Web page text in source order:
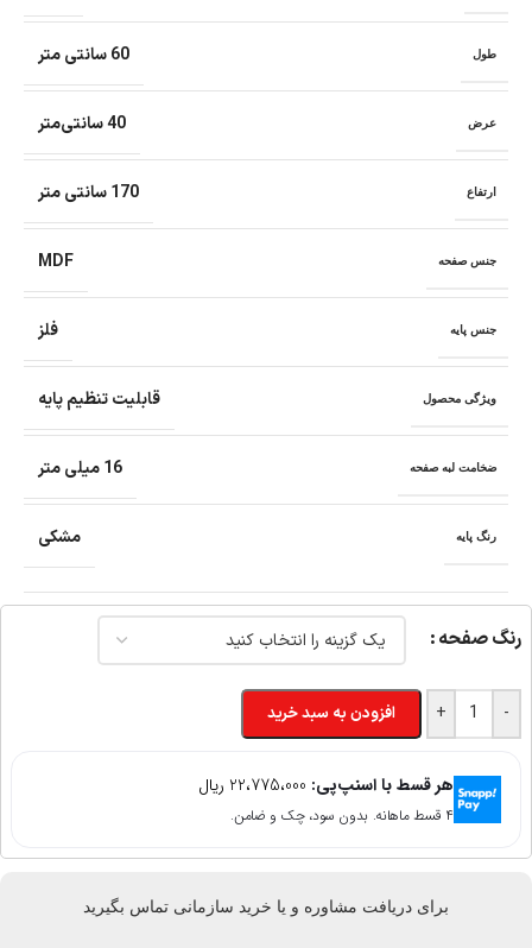
طول 60 سانتی متر
عرض 40 سانتی‌متر
ارتفاع 170 سانتی متر
جنس صفحه MDF
جنس پایه فلز
ویژگی محصول قابلیت تنظیم پایه
ضخامت لبه صفحه 16 میلی متر
رنگ پایه مشکی
رنگ صفحه
-
+ افزودن به سبد خرید
هر قسط با اسنپ‌پی: 22،775،000 ریال
۴ قسط ماهانه. بدون سود، چک و ضامن.
برای دریافت مشاوره و یا خرید سازمانی تماس بگیرید